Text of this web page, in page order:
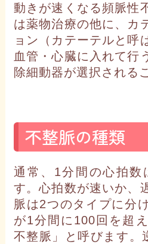
動きが速くなる頻脈性
は薬物治療の他に、カ
ョン（カテーテルと呼
血管・心臓に入れて行
除細動器が選択される
不整脈の種類
通常、1分間の心拍数
す。心拍数が速いか、
脈は2つのタイプに分
が1分間に100回を超
不整脈」と呼びます。